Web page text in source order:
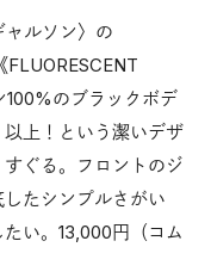
ルソン〉の
FLUORESCENT
100%のブラックボデ
上！という潔いデザ
ぐる。フロントのジ
たシンプルさがい
い。13,000円（コム